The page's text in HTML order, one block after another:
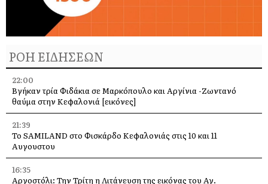
ΡΟΗ ΕΙΔΗΣΕΩΝ
22:00
Βγήκαν τρία Φιδάκια σε Μαρκόπουλο και Αργίνια -Ζωντανό
θαύμα στην Κεφαλονιά [εικόνες]
21:39
Το SAMILAND στο Φισκάρδο Κεφαλονιάς στις 10 και 11
Αυγουστου
16:35
Αργοστόλι: Την Τρίτη η Λιτάνευση της εικόνας του Αγ.